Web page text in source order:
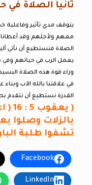
ثانياً الصلاة في
يتوقف مدي تأثير وفاعلية
معهم ولأجلهم وقد أعطانا
الصلاة فنستطيع أن نأتي
يعمل الرب في حياتهم
وراء قوة هذه الصلاة
في علاقتنا بالله الآب وبناء
القدرة نستطيع أن نتقدم
(
بالزلات
تشفوا طلبة
Facebook
LinkedIn